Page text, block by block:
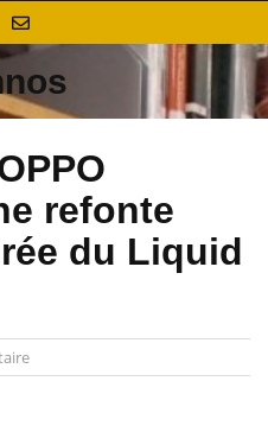
refonte
du Liquid